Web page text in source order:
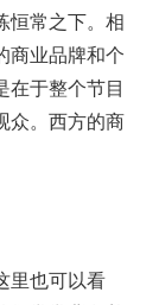
恒常之下。相
商业品牌和个
在于整个节目
众。西方的商
里也可以看